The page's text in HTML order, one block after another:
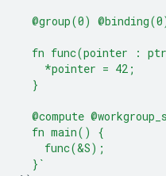
@group(0)
fn func(pointer :
    *pointer = 42;
  }
@compute
  fn main() {
    func(&S);
  }`